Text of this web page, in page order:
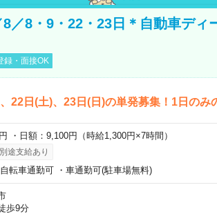
8／8・9・22・23日＊自動車ディ
録・面接OK
22日(土)、23日(日)の単発募集！1日のみ
・日額：9,100円（時給1,300円×7時間）
途支給あり
自転車通勤可 ・車通勤可(駐車場無料)
歩9分